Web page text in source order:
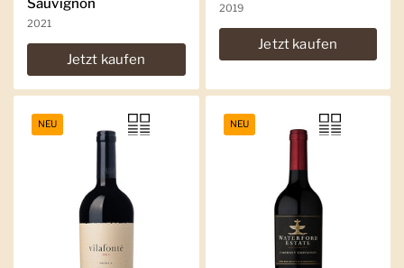
Sauvignon
2021
Jetzt kaufen
2019
Jetzt kaufen
NEU NEU